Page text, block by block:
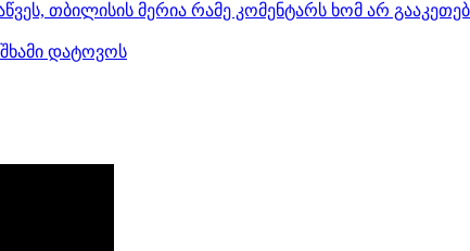
თბილისის მერია რამე კომენტარს ხომ არ
დატოვოს